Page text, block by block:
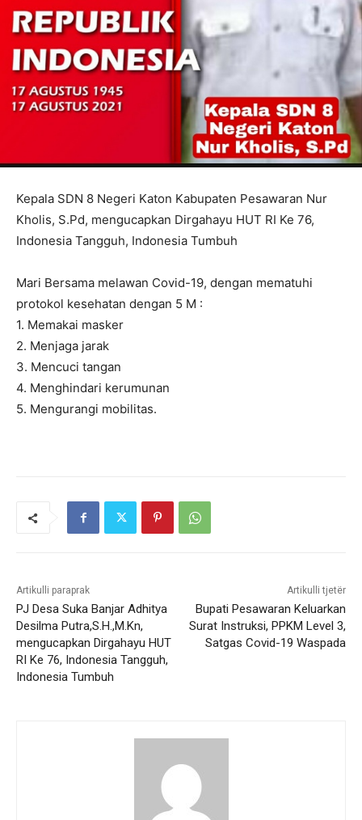
Kepala SDN 8 Negeri Katon Kabupaten Pesawaran Nur
Kholis, S.Pd, mengucapkan Dirgahayu HUT RI Ke 76,
Indonesia Tangguh, Indonesia Tumbuh
Mari Bersama melawan Covid-19, dengan mematuhi
protokol kesehatan dengan 5 M :
1. Memakai masker
2. Menjaga jarak
3. Mencuci tangan
4. Menghindari kerumunan
5. Mengurangi mobilitas.
Artikulli paraprak
PJ Desa Suka Banjar Adhitya
Desilma Putra,S.H.,M.Kn,
mengucapkan Dirgahayu HUT
RI Ke 76, Indonesia Tangguh,
Indonesia Tumbuh
Artikulli tjetër
Bupati Pesawaran Keluarkan
Surat Instruksi, PPKM Level 3,
Satgas Covid-19 Waspada